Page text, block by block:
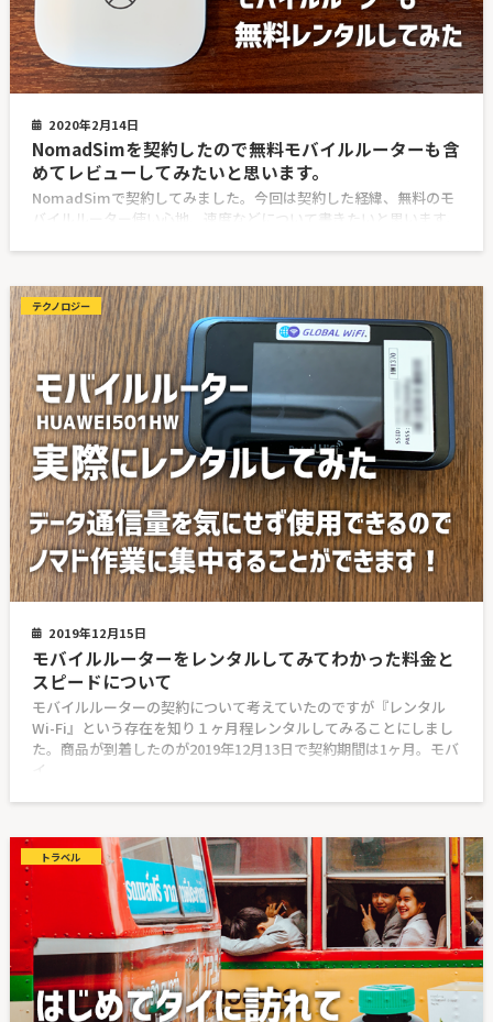
2020年2月14日
NomadSimを契約したので無料モバイルルーターも含
めてレビューしてみたいと思います。
NomadSimで契約してみました。今回は契約した経緯、無料のモ
バイルルーター使い心地、速度などについて書きたいと思います。
テクノロジー
2019年12月15日
モバイルルーターをレンタルしてみてわかった料金と
スピードについて
モバイルルーターの契約について考えていたのですが『レンタル
Wi-Fi』という存在を知り１ヶ月程レンタルしてみることにしまし
た。商品が到着したのが2019年12月13日で契約期間は1ヶ月。モバ
イ
トラベル